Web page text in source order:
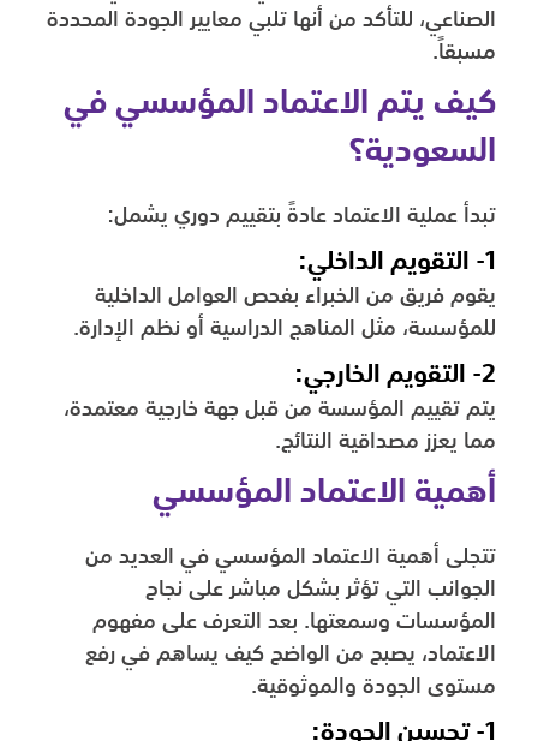
الصناعي، للتأكد من أنها تلبي معايير الجودة المحددة
مسبقاً.
كيف يتم الاعتماد المؤسسي في
السعودية؟
تبدأ عملية الاعتماد عادةً بتقييم دوري يشمل:
1- التقويم الداخلي:
يقوم فريق من الخبراء بفحص العوامل الداخلية
للمؤسسة، مثل المناهج الدراسية أو نظم الإدارة.
2- التقويم الخارجي:
يتم تقييم المؤسسة من قبل جهة خارجية معتمدة،
مما يعزز مصداقية النتائج.
أهمية الاعتماد المؤسسي
تتجلى أهمية الاعتماد المؤسسي في العديد من
الجوانب التي تؤثر بشكل مباشر على نجاح
المؤسسات وسمعتها. بعد التعرف على مفهوم
الاعتماد، يصبح من الواضح كيف يساهم في رفع
مستوى الجودة والموثوقية.
1- تحسين الجودة: